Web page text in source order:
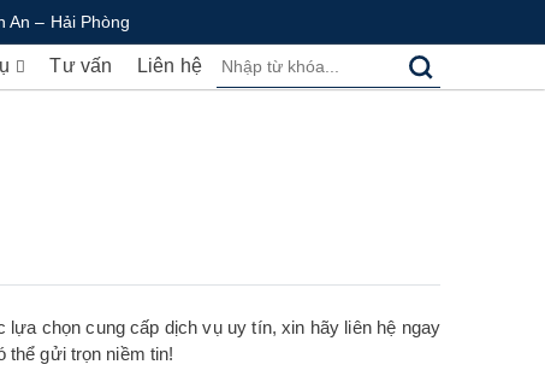
An – Hải Phòng
Tư vấn Liên hệ
chọn cung cấp dịch vụ uy tín, xin hãy liên hệ ngay
thể gửi trọn niềm tin!